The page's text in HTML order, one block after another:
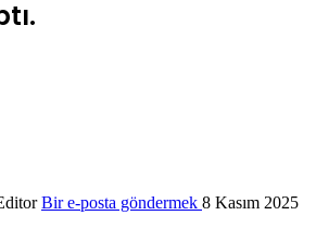
Bir e-posta göndermek 8 Kasım 2025